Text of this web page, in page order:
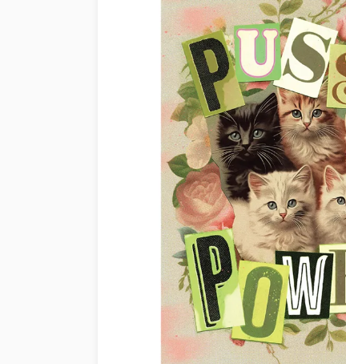
Künstlerinnen und Künstler
Holzpuzzles
Malen nach Zahlen